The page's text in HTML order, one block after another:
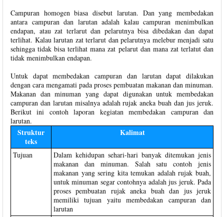
Campuran homogen biasa disebut larutan. Dan yang membedakan
antara campuran dan larutan adalah kalau campuran menimbulkan
endapan, atau zat terlarut dan pelarutnya bisa dibedakan dan dapat
terlihat. Kalau larutan zat terlarut dan pelarutnya melebur menjadi satu
sehingga tidak bisa terlihat mana zat pelarut dan mana zat terlatut dan
tidak menimbulkan endapan.
Untuk dapat membedakan campuran dan larutan dapat dilakukan
dengan cara mengamati pada proses pembuatan makanan dan minuman.
Makanan dan minuman yang dapat digunakan untuk membedakan
campuran dan larutan misalnya adalah rujak aneka buah dan jus jeruk.
Berikut ini contoh laporan kegiatan membedakan campuran dan
larutan.
Struktur
teks
Kalimat
Tujuan
Dalam kehidupan sehari-hari banyak ditemukan jenis
makanan dan minuman. Salah satu contoh jenis
makanan yang sering kita temukan adalah rujak buah,
untuk minuman segar contohnya adalah jus jeruk. Pada
proses pembuatan rujak aneka buah dan jus jeruk
memiliki tujuan yaitu membedakan campuran dan
larutan